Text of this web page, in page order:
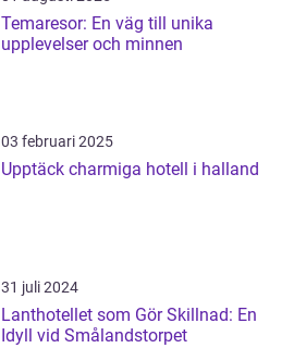
Temaresor: En väg till unika
upplevelser och minnen
03 februari 2025
Upptäck charmiga hotell i halland
31 juli 2024
Lanthotellet som Gör Skillnad: En
Idyll vid Smålandstorpet